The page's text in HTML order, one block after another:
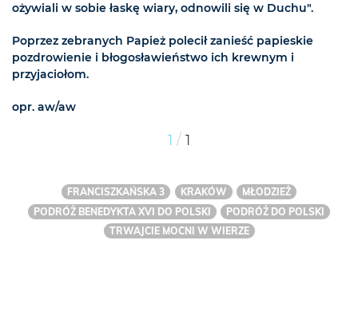
ożywiali w sobie łaskę wiary, odnowili się w Duchu".
Poprzez zebranych Papież polecił zanieść papieskie
pozdrowienie i błogosławieństwo ich krewnym i
przyjaciołom.
opr. aw/aw
1 / 1
FRANCISZKAŃSKA 3 KRAKÓW
MŁODZIEŻ
PODRÓŻ BENEDYKTA XVI DO POLSKI
PODRÓŻ DO POLSKI
TRWAJCIE MOCNI W WIERZE